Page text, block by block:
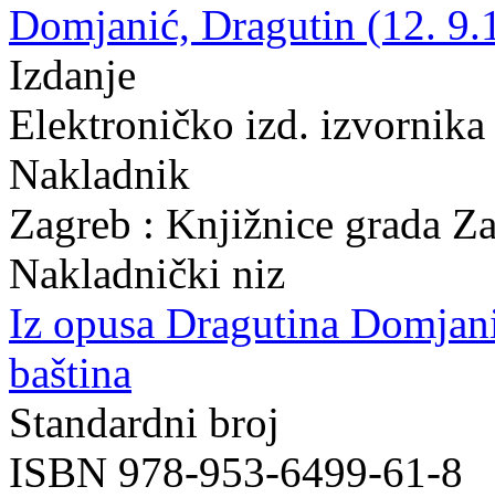
Domjanić, Dragutin (12.
Izdanje
Elektroničko izd. izvornika
Nakladnik
Zagreb : Knjižnice grada
Nakladnički niz
Iz opusa Dragutina
baština
Standardni broj
ISBN 978-953-6499-61-8